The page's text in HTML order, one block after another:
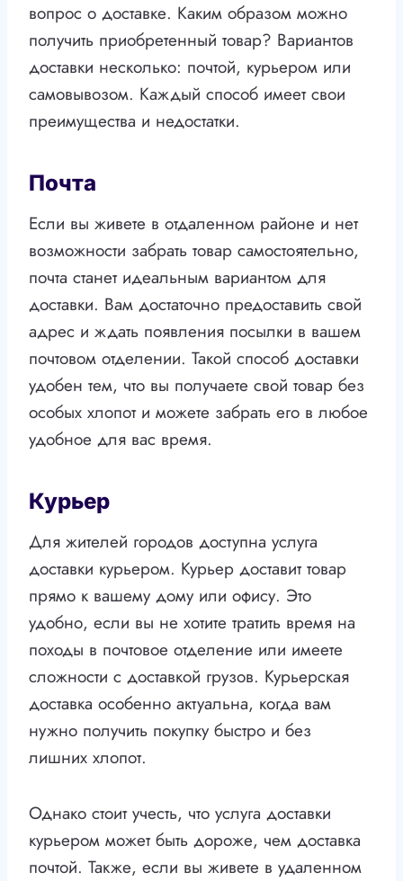
вопрос о доставке. Каким образом можно
получить приобретенный товар? Вариантов
доставки несколько: почтой, курьером или
самовывозом. Каждый способ имеет свои
преимущества и недостатки.
Почта
Если вы живете в отдаленном районе и нет
возможности забрать товар самостоятельно,
почта станет идеальным вариантом для
доставки. Вам достаточно предоставить свой
адрес и ждать появления посылки в вашем
почтовом отделении. Такой способ доставки
удобен тем, что вы получаете свой товар без
особых хлопот и можете забрать его в любое
удобное для вас время.
Курьер
Для жителей городов доступна услуга
доставки курьером. Курьер доставит товар
прямо к вашему дому или офису. Это
удобно, если вы не хотите тратить время на
походы в почтовое отделение или имеете
сложности с доставкой грузов. Курьерская
доставка особенно актуальна, когда вам
нужно получить покупку быстро и без
лишних хлопот.
Однако стоит учесть, что услуга доставки
курьером может быть дороже, чем доставка
почтой. Также, если вы живете в удаленном